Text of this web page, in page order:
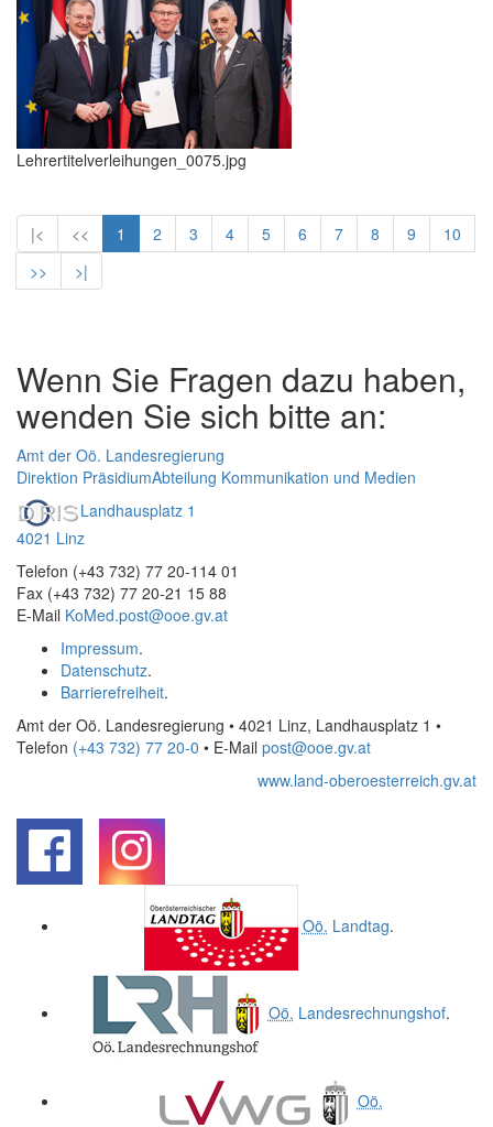
Lehrertitelverleihungen_0075.jpg
|< << 1 2 3 4 5 6 7 8 9
10
>>
>|
Wenn Sie Fragen dazu haben,
wenden Sie sich bitte an:
Amt der Oö. Landesregierung
Direktion PräsidiumAbteilung Kommunikation und Medien
Landhausplatz 1
4021 Linz
Telefon (+43 732) 77 20-114 01
Fax (+43 732) 77 20-21 15 88
E-Mail KoMed.post@ooe.gv.at
Impressum.
Datenschutz.
Barrierefreiheit.
Amt der Oö. Landesregierung • 4021 Linz, Landhausplatz 1 •
Telefon (+43 732) 77 20-0 • E-Mail post@ooe.gv.at
www.land-oberoesterreich.gv.at
Oö. Landtag.
Oö. Landesrechnungshof.
Oö.